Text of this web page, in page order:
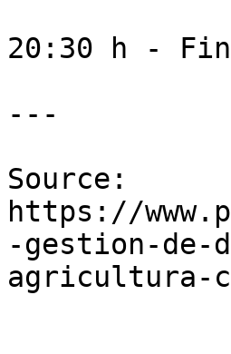
20:30 h -
---
Source:
https://
-gestion-de-